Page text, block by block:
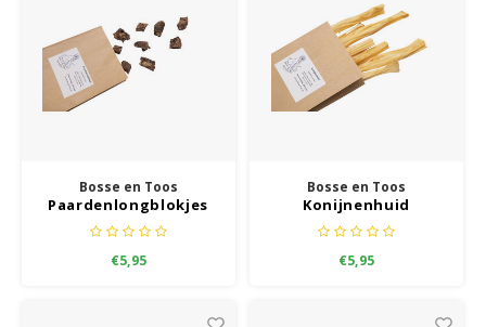
Bosse en Toos
Paardenlongblokjes
€5,95
Bosse en Toos
Konijnenhuid
€5,95